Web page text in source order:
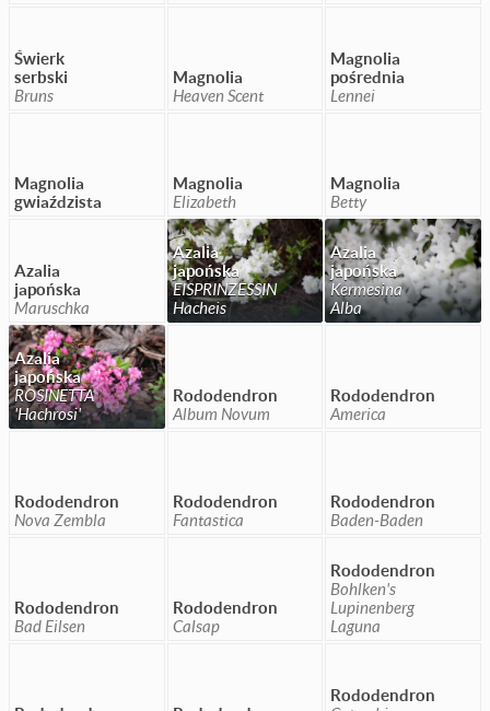
Świerk
serbski
Bruns
Magnolia
Heaven Scent
Magnolia
pośrednia
Lennei
Magnolia
gwiaździsta
Magnolia
Elizabeth
Magnolia
Betty
Azalia
japońska
Maruschka
Azalia
japońska
EISPRINZESSIN
Hacheis
Azalia
japońska
Kermesina
Alba
Azalia
japońska
ROSINETTA
'Hachrosi'
Rododendron
Album Novum
Rododendron
America
Rododendron
Nova Zembla
Rododendron
Fantastica
Rododendron
Baden-Baden
Rododendron
Bad Eilsen
Rododendron
Calsap
Rododendron
Bohlken's
Lupinenberg
Laguna
Rododendron